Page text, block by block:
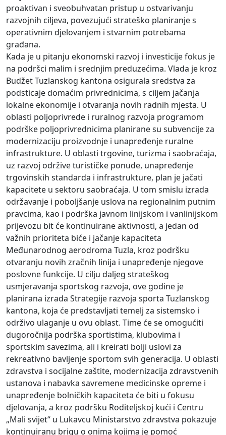
proaktivan i sveobuhvatan pristup u ostvarivanju
razvojnih ciljeva, povezujući strateško planiranje s
operativnim djelovanjem i stvarnim potrebama
građana.
Kada je u pitanju ekonomski razvoj i investicije fokus je
na podršci malim i srednjim preduzećima. Vlada je kroz
Budžet Tuzlanskog kantona osigurala sredstva za
podsticaje domaćim privrednicima, s ciljem jačanja
lokalne ekonomije i otvaranja novih radnih mjesta. U
oblasti poljoprivrede i ruralnog razvoja programom
podrške poljoprivrednicima planirane su subvencije za
modernizaciju proizvodnje i unapređenje ruralne
infrastrukture. U oblasti trgovine, turizma i saobraćaja,
uz razvoj održive turističke ponude, unapređenje
trgovinskih standarda i infrastrukture, plan je jačati
kapacitete u sektoru saobraćaja. U tom smislu izrada
održavanje i poboljšanje uslova na regionalnim putnim
pravcima, kao i podrška javnom linijskom i vanlinijskom
prijevozu bit će kontinuirane aktivnosti, a jedan od
važnih prioriteta biće i jačanje kapaciteta
Međunarodnog aerodroma Tuzla, kroz podršku
otvaranju novih zračnih linija i unapređenje njegove
poslovne funkcije. U cilju daljeg strateškog
usmjeravanja sportskog razvoja, ove godine je
planirana izrada Strategije razvoja sporta Tuzlanskog
kantona, koja će predstavljati temelj za sistemsko i
održivo ulaganje u ovu oblast. Time će se omogućiti
dugoročnija podrška sportistima, klubovima i
sportskim savezima, ali i kreirati bolji uslovi za
rekreativno bavljenje sportom svih generacija. U oblasti
zdravstva i socijalne zaštite, modernizacija zdravstvenih
ustanova i nabavka savremene medicinske opreme i
unapređenje bolničkih kapaciteta će biti u fokusu
djelovanja, a kroz podršku Roditeljskoj kući i Centru
„Mali svijet“ u Lukavcu Ministarstvo zdravstva pokazuje
kontinuiranu brigu o onima kojima je pomoć